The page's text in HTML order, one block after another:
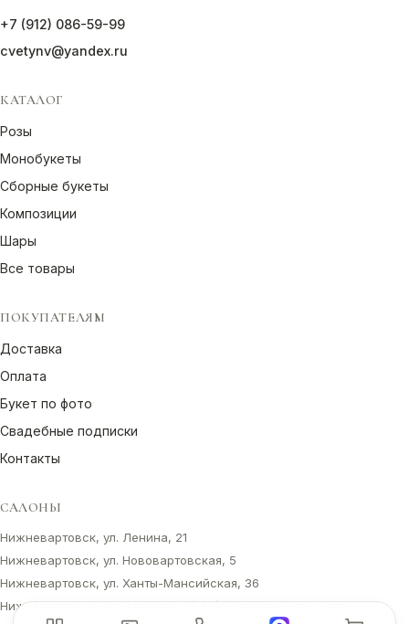
+7 (912) 086-59-99
cvetynv@yandex.ru
КАТАЛОГ
Розы
Монобукеты
Сборные букеты
Композиции
Шары
Все товары
ПОКУПАТЕЛЯМ
Доставка
Оплата
Букет по фото
Свадебные подписки
Контакты
САЛОНЫ
Нижневартовск, ул. Ленина, 21
Нижневартовск, ул. Нововартовская, 5
Нижневартовск, ул. Ханты-Мансийская, 36
Нижневартовск, ул. Чапаева, 27, МФК Европа-Сити, 1 этаж